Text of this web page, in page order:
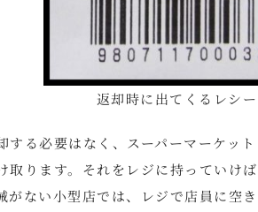
返却時に出てくるレシ
する必要はなく、スーパーマーケッ
取ります。それをレジに持っていけ
がない小型店では、レジで店員に空